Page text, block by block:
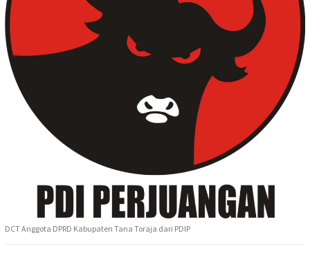
DCT Anggota DPRD Kabupaten Tana Toraja dari PDIP